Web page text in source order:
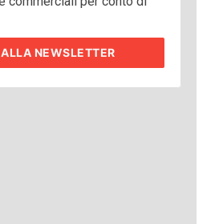
ALLA NEWSLETTER